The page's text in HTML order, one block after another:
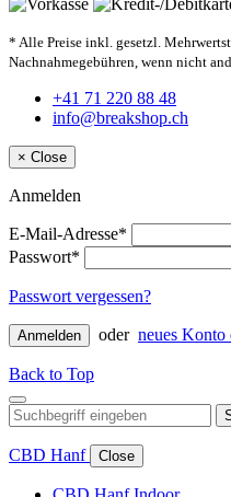
* Alle Preise inkl. gesetzl.
Nachnahmegebühren, wenn nicht
+41 71 220 88 48
info@breakshop.ch
× Close
Anmelden
E-Mail-Adresse*
Passwort*
Passwort vergessen?
Anmelden oder neues Konto
Back to Top
CBD Hanf Close